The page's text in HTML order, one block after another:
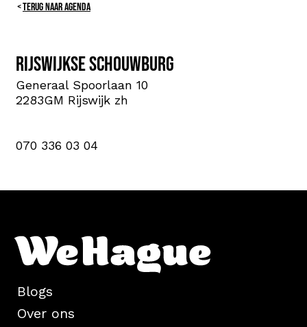
TERUG NAAR AGENDA
Rijswijkse Schouwburg
Generaal Spoorlaan 10
2283GM Rijswijk zh
070 336 03 04
Blogs
Over ons